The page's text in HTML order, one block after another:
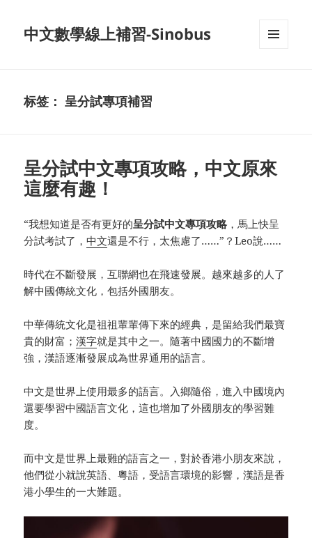
中文數學線上補習-Sinobus
标签：呈分試專項補習
呈分試中文專項攻略，中文原來
這麼有趣！
“我想知道是否有更好的呈分試中文專項攻略 ，馬上快呈
分試考試了，中文還是不行，太焦慮了……”？Leo說……
時代在不斷發展，互聯網也在飛速發展。越來越多的人了
解中國傳統文化，包括外國朋友。
中華傳統文化是祖祖輩輩傳下來的經典，是留給我們最寶
貴的財富；漢字就是其中之一。隨著中國國力的不斷增
強，漢語逐漸發展成為世界通用的語言。
中文是世界上使用最多的語言。入鄉隨俗，進入中國境內
還要學習中國語言文化，這也增加了外國朋友的學習難
度。
而中文是世界上最難的語言之一，對於香港小朋友來說，
他們從小就說英語、粵語，受語言環境的影響，漢語是香
港小學生的一大難題。